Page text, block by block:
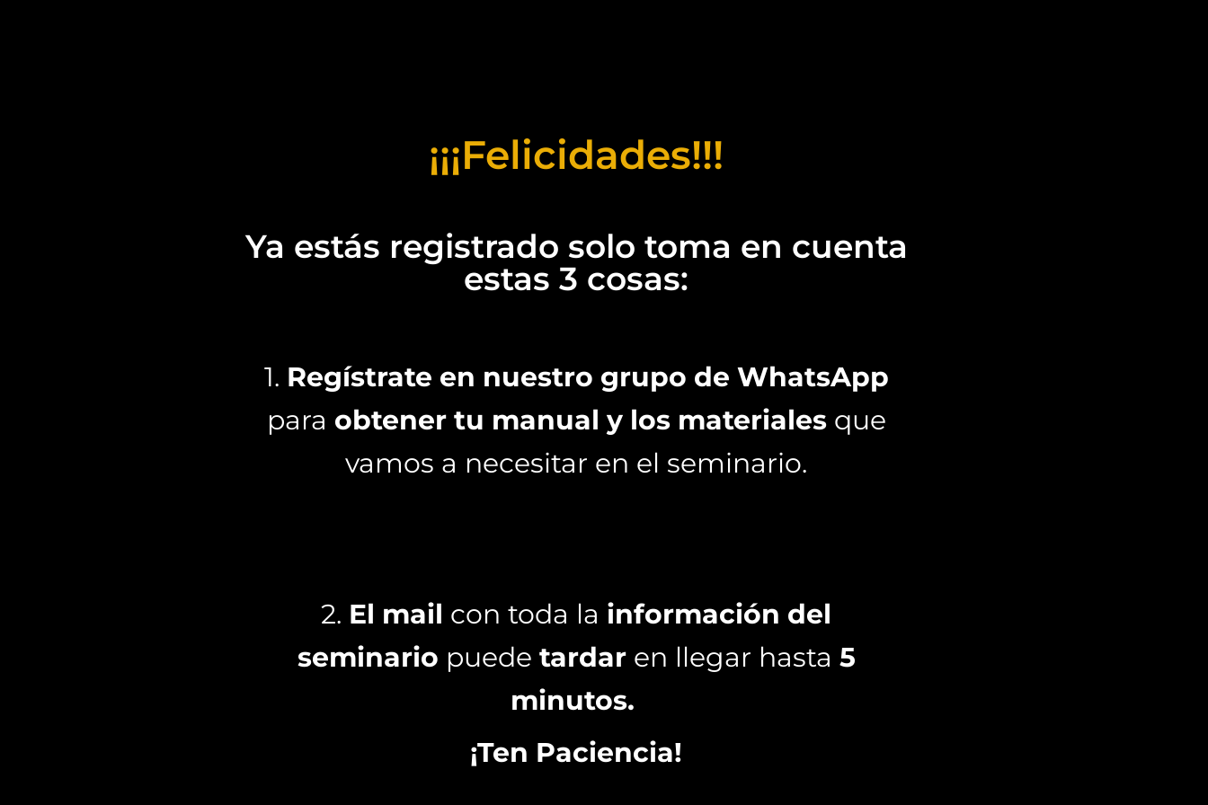
¡¡¡Felicidades!!!
Ya estás registrado solo toma en cuenta
estas 3 cosas:
1. Regístrate en nuestro grupo de WhatsApp
para obtener tu manual y los materialesque
vamos a necesitar en el seminario.
2. El mail con toda la información del
seminario puede tardar en llegar hasta 5
minutos.
¡Ten Paciencia!